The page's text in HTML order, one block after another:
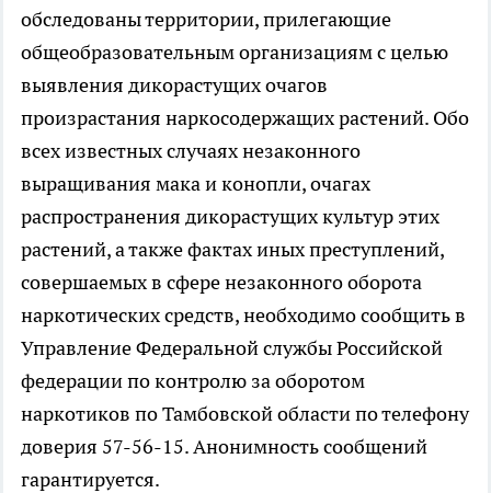
обследованы территории, прилегающие
общеобразовательным организациям с целью
выявления дикорастущих очагов
произрастания наркосодержащих растений. Обо
всех известных случаях незаконного
выращивания мака и конопли, очагах
распространения дикорастущих культур этих
растений, а также фактах иных преступлений,
совершаемых в сфере незаконного оборота
наркотических средств, необходимо сообщить в
Управление Федеральной службы Российской
федерации по контролю за оборотом
наркотиков по Тамбовской области по телефону
доверия 57-56-15. Анонимность сообщений
гарантируется.